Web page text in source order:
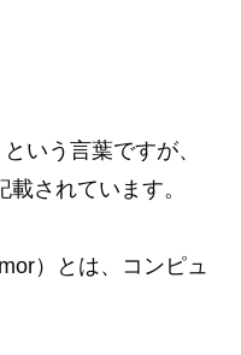
いう言葉ですが、
されています。
）とは、コンピュ